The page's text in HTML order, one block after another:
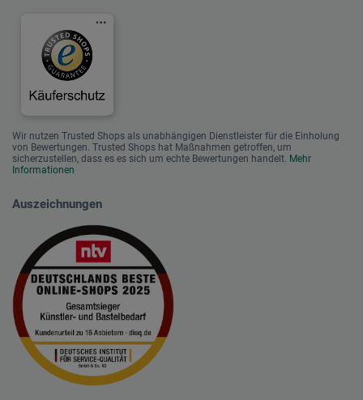
Wir nutzen Trusted Shops als unabhängigen Dienstleister für die Einholung
von Bewertungen. Trusted Shops hat Maßnahmen getroffen, um
sicherzustellen, dass es es sich um echte Bewertungen handelt. Mehr
Informationen
Auszeichnungen